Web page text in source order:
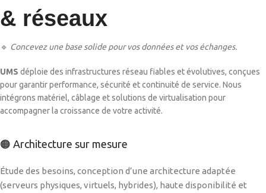
& réseaux
🔹 Concevez une base solide pour vos données et vos échanges.
UMS déploie des infrastructures réseau fiables et évolutives, conçues
pour garantir performance, sécurité et continuité de service. Nous
intégrons matériel, câblage et solutions de virtualisation pour
accompagner la croissance de votre activité.
🟠 Architecture sur mesure
Étude des besoins, conception d’une architecture adaptée
(serveurs physiques, virtuels, hybrides), haute disponibilité et